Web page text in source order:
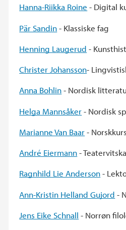
Hanna-Riikka Roine - Digital
Pär Sandin- Klassiske fag
Henning Laugerud -
Christer Johansson-
Anna Bohlin- Nordisk
Helga Mannsåker- Nordisk
Marianne Van Baar-
André Eiermann-
Ragnhild Lie Anderson-
Ann-Kristin Helland Gujord -
Jens Eike Schnall - Norrøn